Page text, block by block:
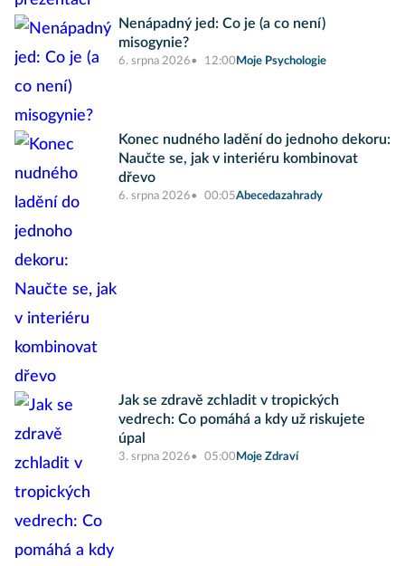
Nenápadný jed: Co je (a co není)
misogynie?
6. srpna 2026 12:00 Moje Psychologie
Konec nudného ladění do jednoho dekoru:
Naučte se, jak v interiéru kombinovat
dřevo
6. srpna 2026 00:05Abecedazahrady
Jak se zdravě zchladit v tropických
vedrech: Co pomáhá a kdy už riskujete
úpal
3. srpna 2026 05:00 Moje Zdraví